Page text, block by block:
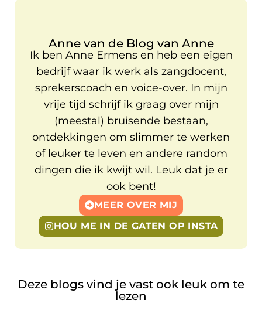
Anne van de Blog van Anne
Ik ben Anne Ermens en heb een eigen
bedrijf waar ik werk als zangdocent,
sprekerscoach en voice-over. In mijn
vrije tijd schrijf ik graag over mijn
(meestal) bruisende bestaan,
ontdekkingen om slimmer te werken
of leuker te leven en andere random
dingen die ik kwijt wil. Leuk dat je er
ook bent!
MEER OVER MIJ
HOU ME IN DE GATEN OP INSTA
Deze blogs vind je vast ook leuk om te
lezen